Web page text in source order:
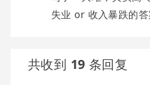
失业 or 收入暴跌的答
共收到 19 条回复